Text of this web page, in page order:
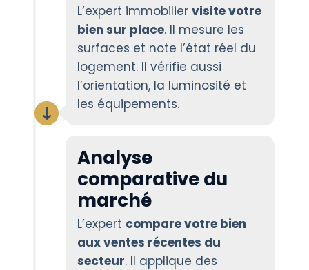
L’expert immobilier visite votre
bien sur place. Il mesure les
surfaces et note l’état réel du
logement. Il vérifie aussi
l’orientation, la luminosité et
les équipements.
Analyse
comparative du
marché
L’expert compare votre bien
aux ventes récentes du
secteur. Il applique des